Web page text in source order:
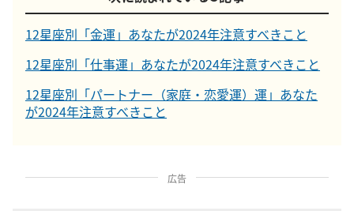
12星座別「金運」あなたが2024年注意すべきこと
12星座別「仕事運」あなたが2024年注意すべきこと
12星座別「パートナー（家庭・恋愛運）運」あなた
が2024年注意すべきこと
広告